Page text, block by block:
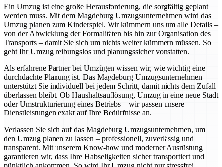
Ein Umzug ist eine große Herausforderung, die sorgfältig geplant
werden muss. Mit dem Magdeburg Umzugsunternehmen wird das
Umzug planen zum Kinderspiel. Wir kümmern uns um alle Details –
von der Abwicklung der Formalitäten bis hin zur Organisation des
Transports – damit Sie sich um nichts weiter kümmern müssen. So
geht Ihr Umzug reibungslos und planungssicher vonstatten.
Als erfahrene Partner bei Umzügen wissen wir, wie wichtig eine
durchdachte Planung ist. Das Magdeburg Umzugsunternehmen
unterstützt Sie individuell bei jedem Schritt, damit nichts dem Zufall
überlassen bleibt. Ob Haushaltsauflösung, Umzug in eine neue Stadt
oder Umstrukturierung eines Betriebs – wir passen unsere
Dienstleistungen exakt auf Ihre Bedürfnisse an.
Verlassen Sie sich auf das Magdeburg Umzugsunternehmen, um
den Umzug planen zu lassen – professionell, zuverlässig und
transparent. Mit unserem Know-how und moderner Ausrüstung
garantieren wir, dass Ihre Habseligkeiten sicher transportiert und
pünktlich ankommen. So wird Ihr Umzug nicht nur stressfrei,